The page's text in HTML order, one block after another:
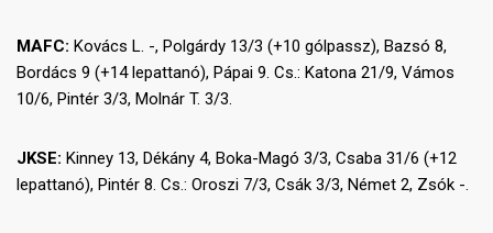
MAFC: Kovács L. -, Polgárdy 13/3 (+10 gólpassz), Bazsó 8,
Bordács 9 (+14 lepattanó), Pápai 9. Cs.: Katona 21/9, Vámos
10/6, Pintér 3/3, Molnár T. 3/3.
JKSE: Kinney 13, Dékány 4, Boka-Magó 3/3, Csaba 31/6 (+12
lepattanó), Pintér 8. Cs.: Oroszi 7/3, Csák 3/3, Német 2, Zsók -.